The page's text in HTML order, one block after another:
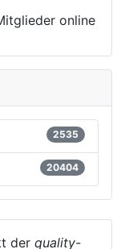
online
2535
20404
der quality-